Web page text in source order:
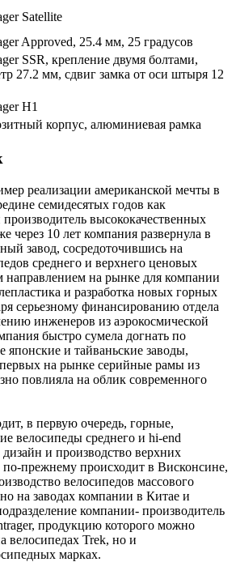
Satellite
Approved, 25.4 мм, 25 градусов
SSR, крепление двумя болтами,
27.2 мм, сдвиг замка от оси штыря 12
H1
корпус, алюминиевая рамка
реализации американской мечты в
семидесятых годов как
высококачественных
через 10 лет компания развернула в
завод, сосредоточившись на
среднего и верхнего ценовых
на рынке для компании
и разработка новых горных
серьезному финансированию отдела
инженеров из аэрокосмической
быстро сумела догнать по
и тайваньские заводы,
на рынке серийные рамы из
повлияла на облик современного
в первую очередь, горные,
велосипеды среднего и hi-end
дизайн и производство верхних
по-прежнему происходит в Висконсине,
велосипедов массового
на заводах компании в Китае и
компании- производитель
продукцию которого можно
велосипедах Trek, но и
марках.